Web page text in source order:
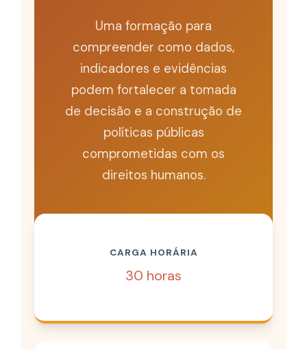
Uma formação para
compreender como dados,
indicadores e evidências
podem fortalecer a tomada
de decisão e a construção de
políticas públicas
comprometidas com os
direitos humanos.
CARGA HORÁRIA
30 horas